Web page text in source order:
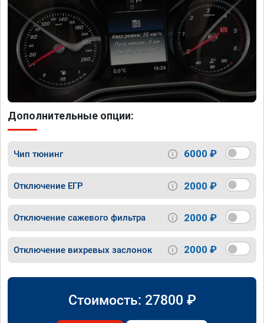
Дополнительные опции:
Чип тюнинг 6000 ₽
Отключение ЕГР 2000 ₽
Отключение сажевого фильтра 2000 ₽
Отключение вихревых заслонок 2000 ₽
Стоимость: 27800 ₽